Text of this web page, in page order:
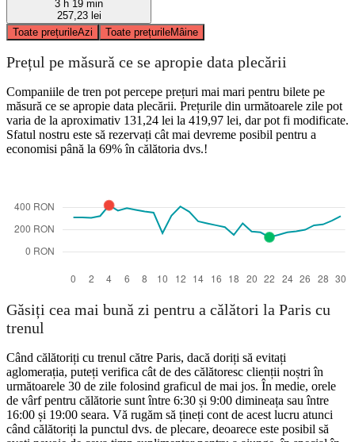
3 h 19 min
257,23 lei
Toate prețurileAzi Toate prețurileMâine
Prețul pe măsură ce se apropie data plecării
Companiile de tren pot percepe prețuri mai mari pentru bilete pe
măsură ce se apropie data plecării. Prețurile din următoarele zile pot
varia de la aproximativ 131,24 lei la 419,97 lei, dar pot fi modificate.
Sfatul nostru este să rezervați cât mai devreme posibil pentru a
economisi până la 69% în călătoria dvs.!
Găsiți cea mai bună zi pentru a călători la Paris cu
trenul
Când călătoriți cu trenul către Paris, dacă doriți să evitați
aglomerația, puteți verifica cât de des călătoresc clienții noștri în
următoarele 30 de zile folosind graficul de mai jos. În medie, orele
de vârf pentru călătorie sunt între 6:30 și 9:00 dimineața sau între
16:00 și 19:00 seara. Vă rugăm să țineți cont de acest lucru atunci
când călătoriți la punctul dvs. de plecare, deoarece este posibil să